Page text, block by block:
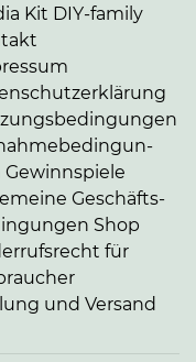
Kit DIY-family
Gewinnspiele
Ge­schäfts­
Shop
für
und Versand